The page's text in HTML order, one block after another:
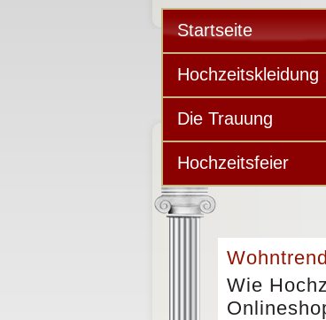
Startseite
Hochzeitskleidung
Die Trauung
Hochzeitsfeier
Wie